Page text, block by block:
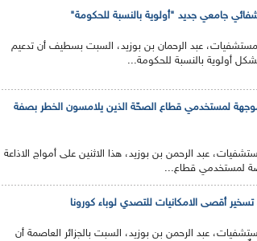
جامعي جديد "أولوية بالنسبة للحكومة"
عبد الرحمان بن بوزيد، السبت بسطيف أن تدعيم
أولوية بالنسبة للحكومة...
موجهة لمستخدمي قطاع الصحّة الذين يلامسون الخطر بصفة
عبد الرحمن بن بوزيد، هذا الاثنين على أمواج الاذاعة
لمستخدمي قطاع...
أقصى الامكانيات للتصدي لوباء كورونا
عبد الرحمن بن بوزيد، السبت بالجزائر العاصمة أن